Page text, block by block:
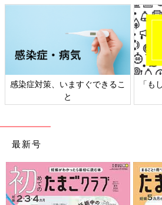
きるこ
「もしものときの」赤ちゃん・
最新号